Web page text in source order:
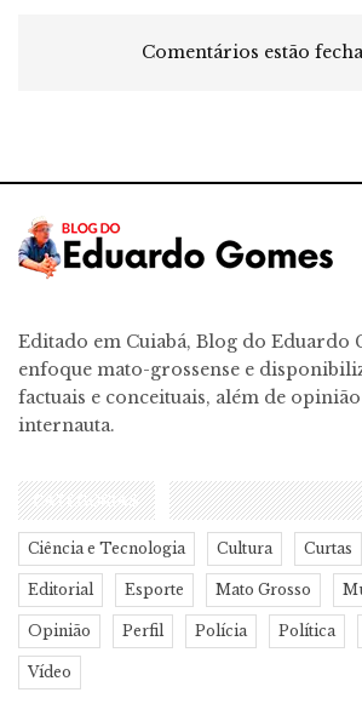
Comentários estão
Editado em Cuiabá, Blog do Eduardo
enfoque mato-grossense e
factuais e conceituais, além de
internauta.
CATEGORIAS
Ciência e Tecnologia Cultura Curtas
Editorial Esporte Mato Grosso
Opinião Perfil Polícia Política
Vídeo